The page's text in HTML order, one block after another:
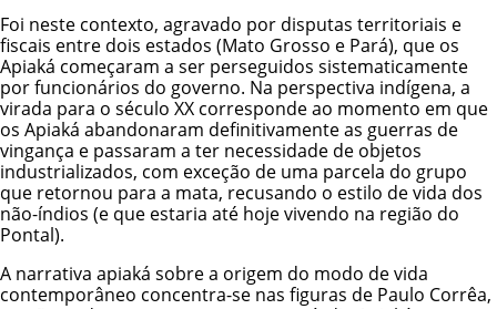
Foi neste contexto, agravado por disputas territoriais e
fiscais entre dois estados (Mato Grosso e Pará), que os
Apiaká começaram a ser perseguidos sistematicamente
por funcionários do governo. Na perspectiva indígena, a
virada para o século XX corresponde ao momento em que
os Apiaká abandonaram definitivamente as guerras de
vingança e passaram a ter necessidade de objetos
industrializados, com exceção de uma parcela do grupo
que retornou para a mata, recusando o estilo de vida dos
não-índios (e que estaria até hoje vivendo na região do
Pontal).
A narrativa apiaká sobre a origem do modo de vida
contemporâneo concentra-se nas figuras de Paulo Corrêa,